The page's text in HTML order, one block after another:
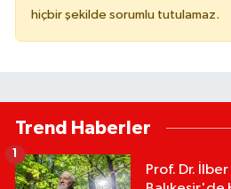
hiçbir şekilde sorumlu tutulamaz.
Trend Haberler
Prof. Dr.
1